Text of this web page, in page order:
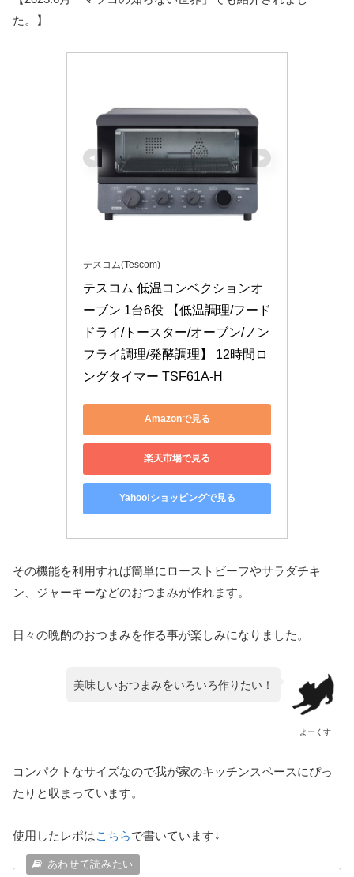
た。】
テスコム(Tescom)
テスコム 低温コンベクションオ
ーブン 1台6役 【低温調理/フード
ドライ/トースター/オーブン/ノン
フライ調理/発酵調理】 12時間ロ
ングタイマー TSF61A-H
Amazonで見る
楽天市場で見る
Yahoo!ショッピングで見る
その機能を利用すれば簡単にローストビーフやサラダチキ
ン、ジャーキーなどのおつまみが作れます。
日々の晩酌のおつまみを作る事が楽しみになりました。
よーくす
美味しいおつまみをいろいろ作りたい！
コンパクトなサイズなので我が家のキッチンスペースにぴっ
たりと収まっています。
使用したレポはこちらで書いています↓